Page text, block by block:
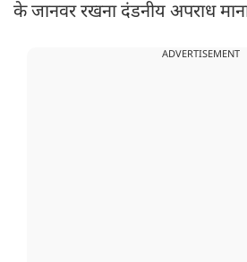
के जानवर रखना दंडनीय अपराध
ADVERTISEMENT